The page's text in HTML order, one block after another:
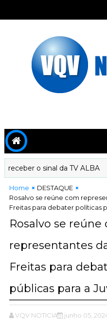
o sinal da TV ALBA
Home
DESTAQUE
Rosalvo se reúne com
Freitas para debater políticas
Rosalvo se reúne
representantes
Freitas para
públicas para a
VQV NOTICIAS junho 05,